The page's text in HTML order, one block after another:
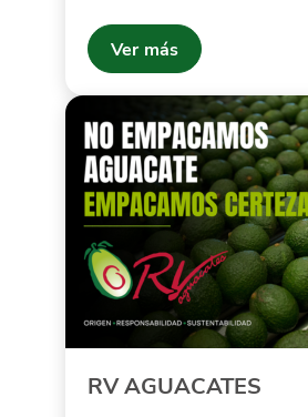
Ver más
RV AGUACATES